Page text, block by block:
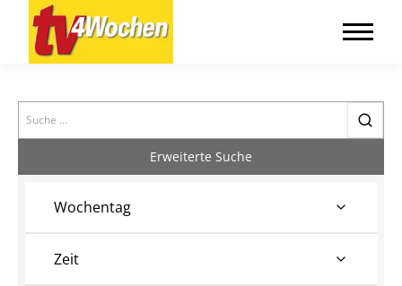
Search
Erweiterte Suche
Wochentag
Zeit